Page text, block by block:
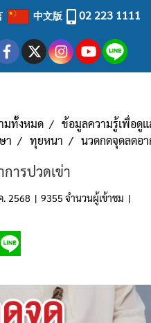
中文版 02 223 1111
มทั้งหมด
ข้อมูลความรู้เพื่อดู
า
ทุยหนา นวดกดจุดลดอา
ารปวดเข่า
. 2568 | 9355 จำนวนผู้เข้าชม |